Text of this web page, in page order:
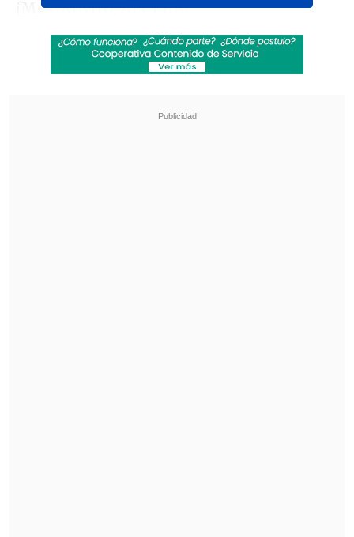
¡MOURINHO, AFUERA!
El entrenador del Fenerbahce se fue a
las tribunas luego de protestar un
duelo ante Manchester United.